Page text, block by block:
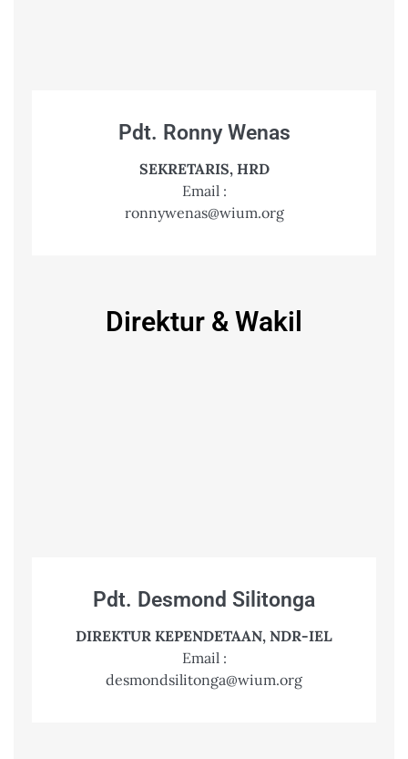
Pdt. Ronny Wenas
SEKRETARIS, HRD
Email :
ronnywenas@wium.org
Direktur & Wakil
Pdt. Desmond Silitonga
DIREKTUR KEPENDETAAN, NDR-IEL
Email :
desmondsilitonga@wium.org